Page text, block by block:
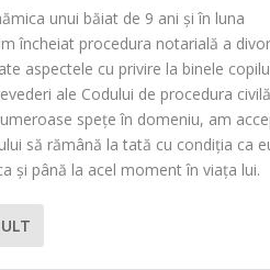
unui băiat de 9 ani şi în luna
încheiat procedura notarială a
aspectele cu privire la binele
ale Codului de procedura
speţe în domeniu, am
să rămână la tată cu condiţia ca
şi până la acel moment în viaţa lui.